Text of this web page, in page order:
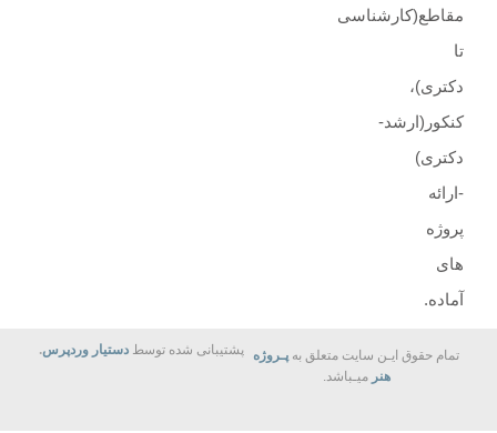
مقاطع(کارشناسی
تا
دکتری)،
کنکور(ارشد-
دکتری)
-ارائه
پروژه
های
آماده.
تمام حقوق ایـن سایت متعلق به پـروژه
هنر میـباشد.
پشتیبانی شده توسطدستیار وردپرس.